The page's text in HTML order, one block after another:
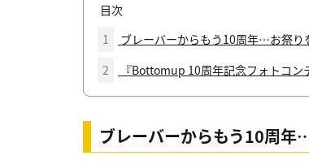
目次
1
ブレーバーからもう10周年…お祭り
2
『Bottomup 10周年記念フォトコ
ブレーバーからもう10周